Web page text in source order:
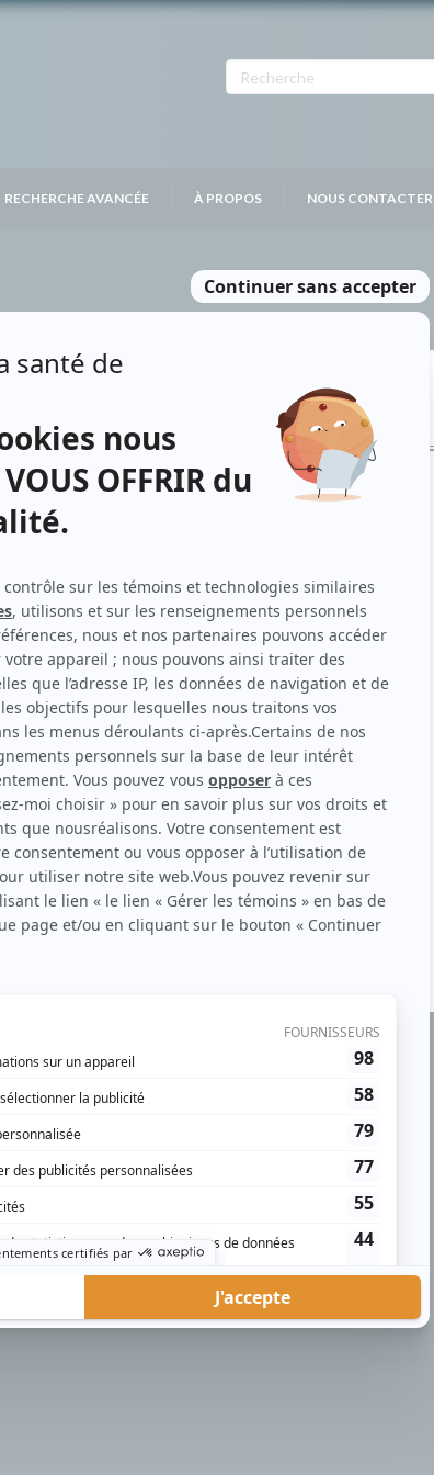
RECHERCHE AVANCÉE À PROPOS NOUS CONTACTER
)
( Maigrichon)
Celui qu’on surnomme parfois «l’encyclopédie de
télé québécoise. On peut l’entendre régulièrement